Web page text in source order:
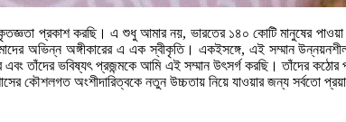
প্রকাশ করছি। এ শুধু আমার নয়, ভারতের ১৪০ কোটি মানুষের পাওয়া
অভিন্ন অঙ্গীকারের এ এক স্বীকৃতি। একইসঙ্গে, এই সম্মান
তাঁদের ভবিষ্যৎ প্রজন্মকে আমি এই সম্মান উৎসর্গ করছি। তাঁদের
কৌশলগত অংশীদারিত্বকে নতুন উচ্চতায় নিয়ে যাওয়ার জন্য সর্বতো